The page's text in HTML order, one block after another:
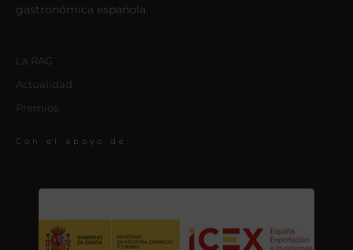
gastronómica española.
La RAG
Actualidad
Premios
Con el apoyo de: